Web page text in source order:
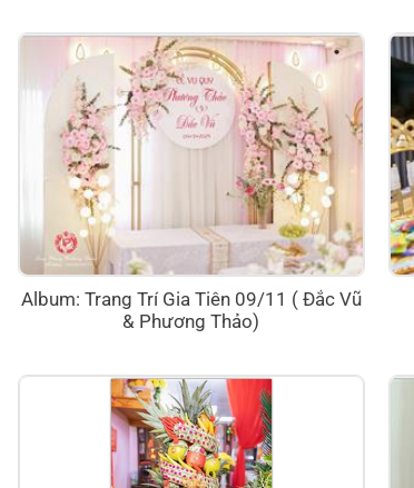
Album: Trang Trí Gia Tiên 09/11 ( Đắc Vũ
& Phương Thảo)